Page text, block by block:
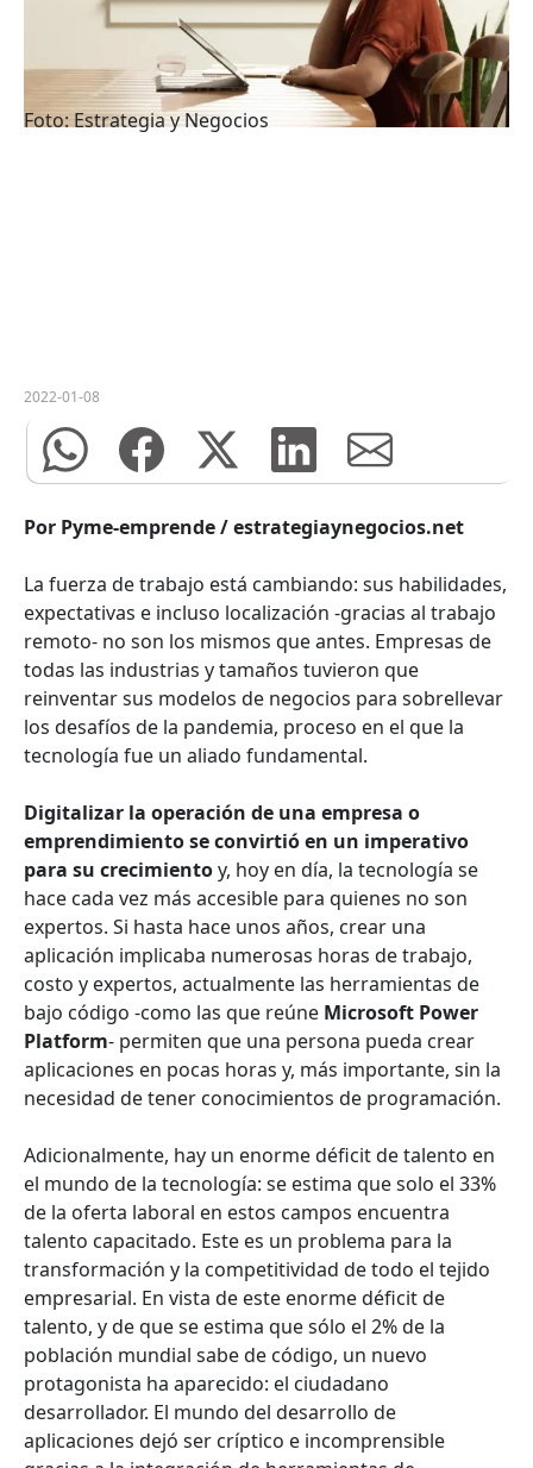
Foto: Estrategia y Negocios
2022-01-08
Por Pyme-emprende / estrategiaynegocios.net
La fuerza de trabajo está cambiando: sus habilidades,
expectativas e incluso localización -gracias al trabajo
remoto- no son los mismos que antes. Empresas de
todas las industrias y tamaños tuvieron que
reinventar sus modelos de negocios para sobrellevar
los desafíos de la pandemia, proceso en el que la
tecnología fue un aliado fundamental.
Digitalizar la operación de una empresa o
emprendimiento se convirtió en un imperativo
para su crecimientoy, hoy en día, la tecnología se
hace cada vez más accesible para quienes no son
expertos. Si hasta hace unos años, crear una
aplicación implicaba numerosas horas de trabajo,
costo y expertos, actualmente las herramientas de
bajo código -como las que reúne Microsoft Power
Platform- permiten que una persona pueda crear
aplicaciones en pocas horas y, más importante, sin la
necesidad de tener conocimientos de programación.
Adicionalmente, hay un enorme déficit de talento en
el mundo de la tecnología: se estima que solo el 33%
de la oferta laboral en estos campos encuentra
talento capacitado. Este es un problema para la
transformación y la competitividad de todo el tejido
empresarial. En vista de este enorme déficit de
talento, y de que se estima que sólo el 2% de la
población mundial sabe de código, un nuevo
protagonista ha aparecido: el ciudadano
desarrollador. El mundo del desarrollo de
aplicaciones dejó ser críptico e incomprensible